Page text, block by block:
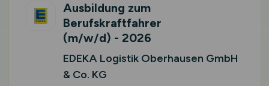
Ausbildung zum
Berufskraftfahrer
(m/w/d) - 2026
EDEKA Logistik Oberhausen GmbH
& Co. KG